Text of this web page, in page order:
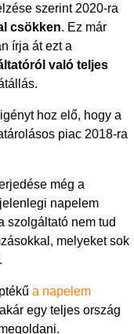
szerint 2020-ra
csökken. Ez már
írja át ezt a
való teljes
hoz elő, hogy a
piac 2018-ra
még a
napelem
szolgáltató nem tud
melyeket sok
a napelem
egy teljes ország